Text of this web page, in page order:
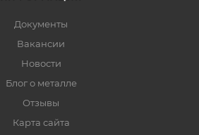
Документы
Вакансии
Новости
Блог о металле
Отзывы
Карта сайта